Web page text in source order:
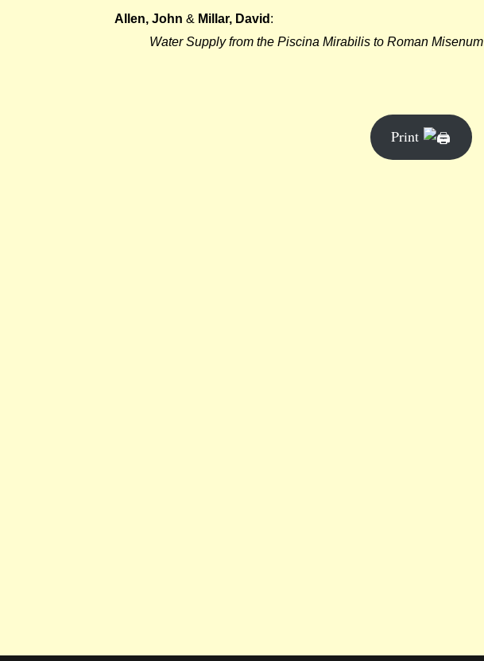
Allen, John & Millar, David :
Water Supply from the Piscina Mirabilis to Roman Misenum
Print